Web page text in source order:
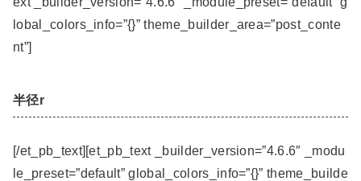
lobal_colors_info=”{}” theme_builder_area=”post_conte
nt”]
半径r
[/et_pb_text][et_pb_text _builder_version=”4.6.6″ _modu
le_preset=”default” global_colors_info=”{}” theme_builde